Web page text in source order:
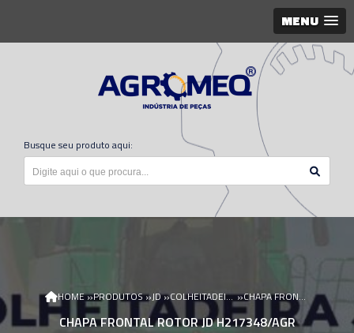
MENU
Busque seu produto aqui:
HOME»PRODUTOS»JD» COLHEITADEIRA JD » CHAPA FRONTAL ROTOR JD H217348/AGR
CHAPA FRONTAL ROTOR JD H217348/AGR